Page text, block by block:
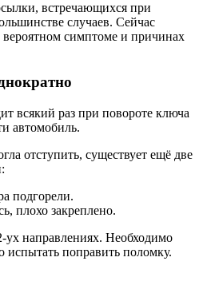
встречающихся при
случаев. Сейчас
симптоме и причинах
всякий раз при повороте ключа
автомобиль.
отступить, существует ещё две
подгорели.
плохо закреплено.
направлениях. Необходимо
испытать поправить поломку.